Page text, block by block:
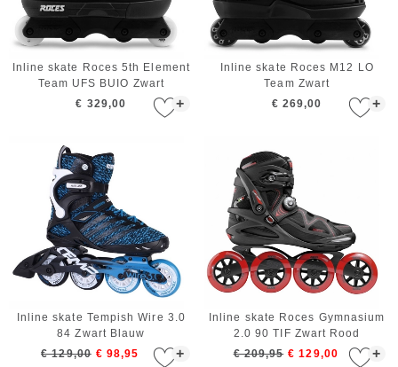
+
Inline skate Roces 5th Element
Team UFS BUIO Zwart
€ 329,00
+
Inline skate Roces M12 LO
Team Zwart
€ 269,00
+
Inline skate Tempish Wire 3.0
84 Zwart Blauw
€ 129,00 € 98,95 +
Inline skate Roces Gymnasium
2.0 90 TIF Zwart Rood
€ 209,95 € 129,00